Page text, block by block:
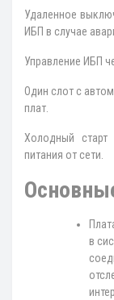
Удаленное
ИБП в случае
Управление ИБП
Один слот с
плат.
Холодный
питания от сети.
в